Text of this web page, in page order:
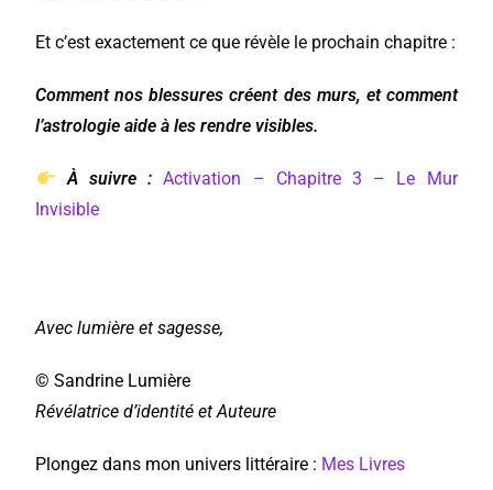
Et c’est exactement ce que révèle le prochain chapitre :
Comment nos blessures créent des murs, et comment
l’astrologie aide à les rendre visibles.
À suivre : Activation – Chapitre 3 – Le Mur
Invisible
Avec lumière et sagesse,
© Sandrine Lumière
Révélatrice d’identité et Auteure
Plongez dans mon univers littéraire : Mes Livres